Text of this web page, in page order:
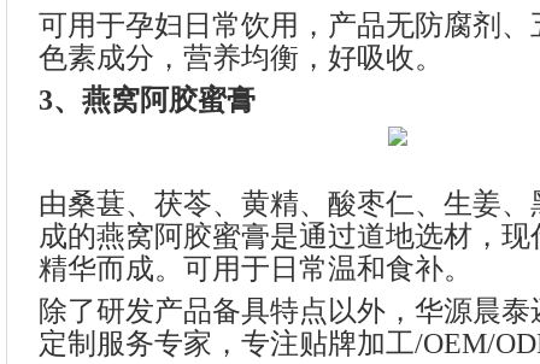
可用于孕妇日常饮用，产品无防腐剂
色素成分，营养均衡，好吸收。
3、燕窝阿胶蜜膏
由桑葚、茯苓、黄精、酸枣仁、生姜
成的燕窝阿胶蜜膏是通过道地选材，
精华而成。可用于日常温和食补。
除了研发产品备具特点以外，华源晨
定制服务专家，专注贴牌加工/OEM/